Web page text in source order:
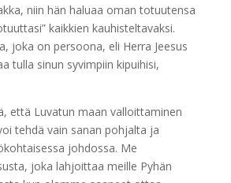
niin hän haluaa oman totuutensa
kaikkien kauhisteltavaksi.
joka on persoona, eli Herra Jeesus
tulla sinun syvimpiin kipuihisi,
että Luvatun maan valloittaminen
tehdä vain sanan pohjalta ja
johdossa. Me
joka lahjoittaa meille Pyhän